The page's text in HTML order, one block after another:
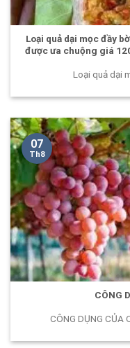
Loại quả dại mọc đầy
được ưa chuộng giá
Loại quả dại
CÔNG
CÔNG DỤNG CỦA
07
Th8